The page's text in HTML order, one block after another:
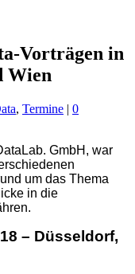
Vorträgen in
Wien
, Termine | 0
GmbH, war
um das Thema
in die
– Düsseldorf,